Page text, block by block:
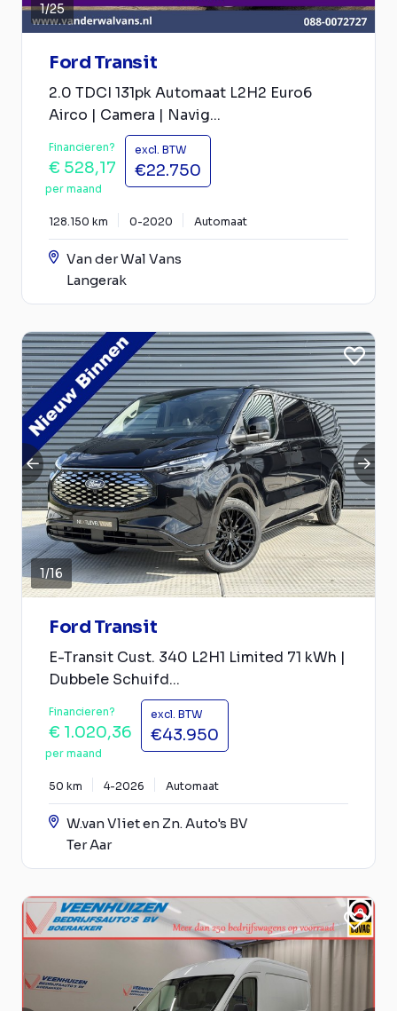
1/25
Ford Transit
2.0 TDCI 131pk Automaat L2H2 Euro6
Airco | Camera | Navig...
Financieren?
€ 528,17
per maand
excl. BTW
€22.750
128.150 km 0-2020 Automaat
Van der Wal Vans
Langerak
1/16
Ford Transit
E-Transit Cust. 340 L2H1 Limited 71 kWh |
Dubbele Schuifd...
Financieren?
€ 1.020,36
per maand
excl. BTW
€43.950
50 km 4-2026 Automaat
W.van Vliet en Zn. Auto's BV
Ter Aar